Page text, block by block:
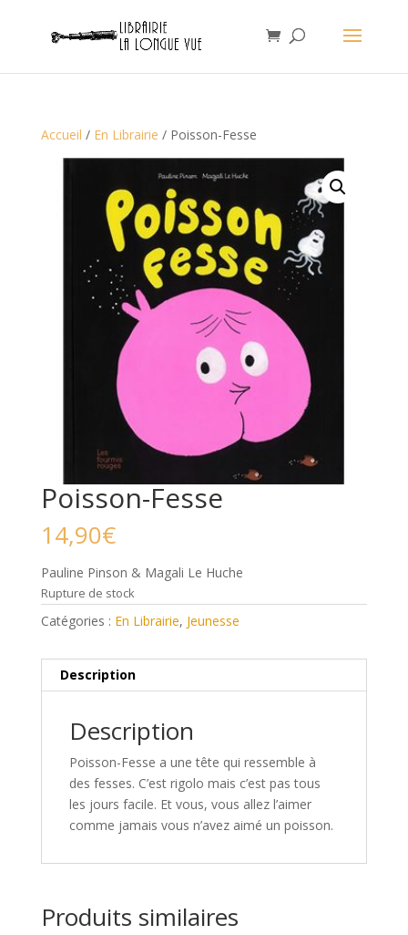
Accueil / En Librairie / Poisson-Fesse
Poisson-Fesse
14,90€
Pauline Pinson & Magali Le Huche
Rupture de stock
Catégories : En Librairie, Jeunesse
Description
Description
Poisson-Fesse a une tête qui ressemble à
des fesses. C’est rigolo mais c’est pas tous
les jours facile. Et vous, vous allez l’aimer
comme jamais vous n’avez aimé un poisson.
Produits similaires